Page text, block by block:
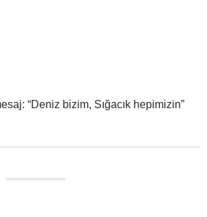
“Deniz bizim, Sığacık hepimizin”